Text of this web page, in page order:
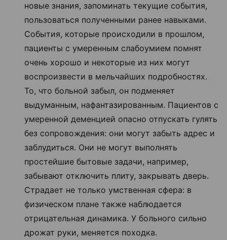
новые знания, запоминать текущие события,
пользоваться полученными ранее навыками.
События, которые происходили в прошлом,
пациенты с умеренным слабоумием помнят
очень хорошо и некоторые из них могут
воспроизвести в мельчайших подробностях.
То, что больной забыл, он подменяет
выдуманным, нафантазированным. Пациентов с
умеренной деменцией опасно отпускать гулять
без сопровождения: они могут забыть адрес и
заблудиться. Они не могут выполнять
простейшие бытовые задачи, например,
забывают отключить плиту, закрывать дверь.
Страдает не только умственная сфера: в
физическом плане также наблюдается
отрицательная динамика. У больного сильно
дрожат руки, меняется походка.